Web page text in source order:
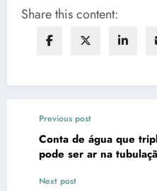
Share this content:
Previous post
Conta de água que
pode ser ar na
Next post